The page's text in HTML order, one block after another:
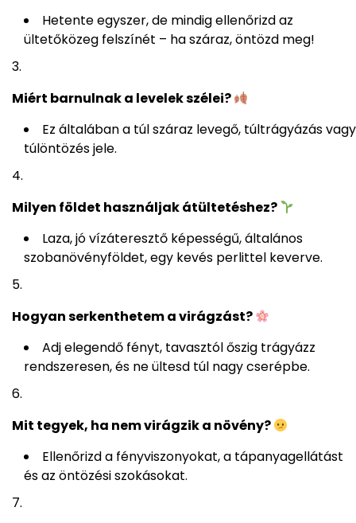
Hetente egyszer, de mindig ellenőrizd az
ültetőközeg felszínét – ha száraz, öntözd meg!
Miért barnulnak a levelek szélei?
Ez általában a túl száraz levegő, túltrágyázás vagy
túlöntözés jele.
Milyen földet használjak átültetéshez?
Laza, jó vízáteresztő képességű, általános
szobanövényföldet, egy kevés perlittel keverve.
Hogyan serkenthetem a virágzást?
Adj elegendő fényt, tavasztól őszig trágyázz
rendszeresen, és ne ültesd túl nagy cserépbe.
Mit tegyek, ha nem virágzik a növény?
Ellenőrizd a fényviszonyokat, a tápanyagellátást
és az öntözési szokásokat.